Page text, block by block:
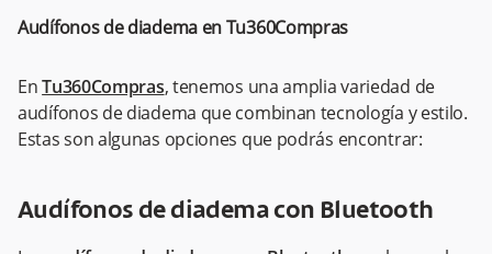
Audífonos de diadema en Tu360Compras
EnTu360Compras, tenemos una amplia variedad de
audífonos de diadema que combinan tecnología y estilo.
Estas son algunas opciones que podrás encontrar:
Audífonos de diadema con Bluetooth